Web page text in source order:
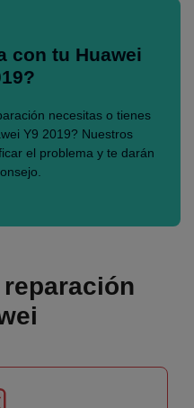
con tu Huawei
necesitas o tienes
Y9 2019? Nuestros
el problema y te darán